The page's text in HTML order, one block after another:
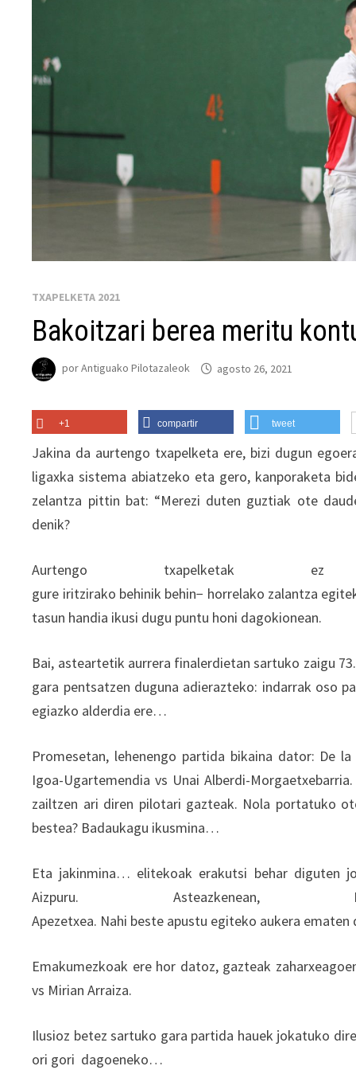
TXAPELKETA 2021
Bakoitzari berea meritu
porAntiguako Pilotazaleok agosto 26, 2021
+1 compartir tweet
Jakina da aurtengo txapelketa ere, bizi dugun
ligaxka sistema abiatzeko eta gero, kanporaketa
zelantza pittin bat: “Merezi duten guztiak ote
denik?
Aurtengo
gure iritzirako behinik behin− horrelako zalantza
tasun handia ikusi dugu puntu honi dagokionean.
Bai, asteartetik aurrera finalerdietan sartuko zaigu
gara pentsatzen duguna adierazteko: indarrak oso
egiazko alderdia ere…
Promesetan, lehenengo partida bikaina dator: De
Igoa-Ugartemendia vs Unai Alberdi-
zailtzen ari diren pilotari gazteak. Nola portatuko
bestea? Badaukagu ikusmina…
Eta jakinmina… elitekoak erakutsi behar diguten
Aizpuru. Asteazkenean,
Apezetxea. Nahi beste apustu egiteko aukera
Emakumezkoak ere hor datoz, gazteak
vs Mirian Arraiza.
Ilusioz betez sartuko gara partida hauek jokatuko
ori gori dagoeneko…